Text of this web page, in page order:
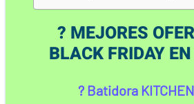
? MEJORES
BLACK FRIDAY
? Batidora